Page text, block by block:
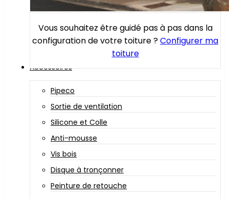
Vous souhaitez être guidé pas à pas dans la
configuration de votre toiture ?Configurer ma
toiture
Accessoires
Pipeco
Sortie de ventilation
Silicone et Colle
Anti-mousse
Vis bois
Disque à tronçonner
Peinture de retouche